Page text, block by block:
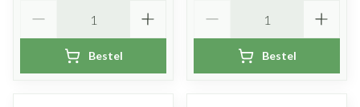
Bestel Bestel